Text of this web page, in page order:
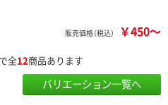
販売価格（税込） ￥450～
全12商品あります
バリエーション一覧へ